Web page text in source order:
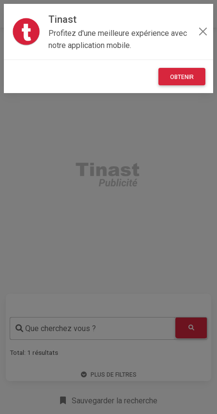
Tinast
Profitez d'une meilleure expérience avec
notre application mobile.
OBTENIR
Accueil Recherche
Centre-Val de Loire
Que cherchez vous ?
Total: 1 résultats
PLUS DE FILTRES
Sauvegarder la recherche